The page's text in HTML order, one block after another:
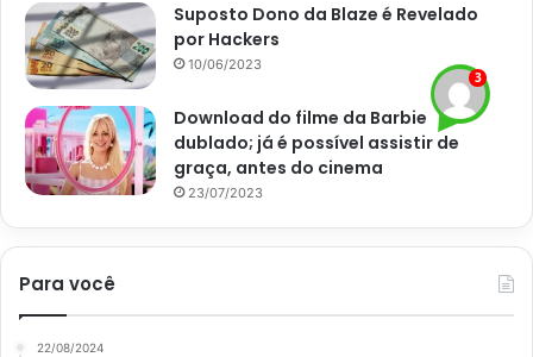
Jardim hidropônico – Reprodução Canva
Suposto Dono da Blaze é Revelado
por Hackers
10/06/2023
Download do filme da Barbie
dublado; já é possível assistir de
graça, antes do cinema
23/07/2023
Para você
22/08/2024